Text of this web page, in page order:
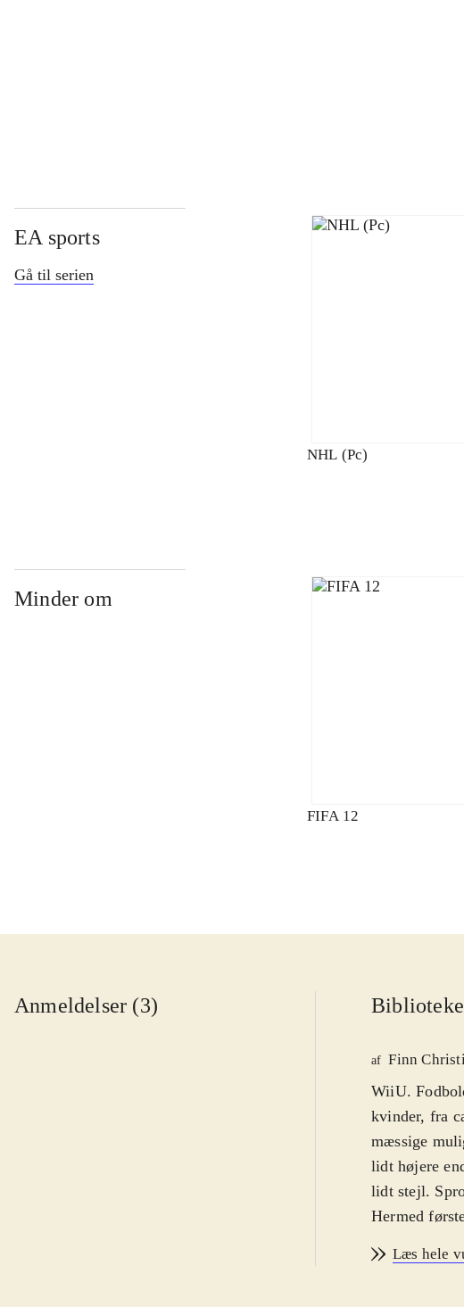
EA sports
Gå til serien
NHL (Pc)
Minder om
FIFA 12
Anmeldelser (3)
af Finn
WiiU.
kvinder, fra
mæssige
lidt højere
lidt stejl.
Hermed
alt virker
Læs hele